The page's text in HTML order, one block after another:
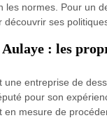
normes. Pour un
ses
Aulaye : les
une entreprise de
pour son
en mesure de